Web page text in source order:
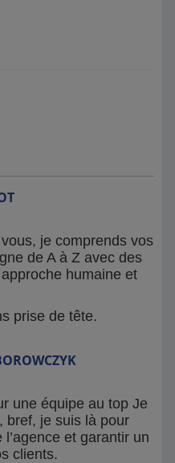
je comprends vos
de A à Z avec des
humaine et
prise de tête.
une équipe au top Je
bref, je suis là pour
et garantir un
clients.